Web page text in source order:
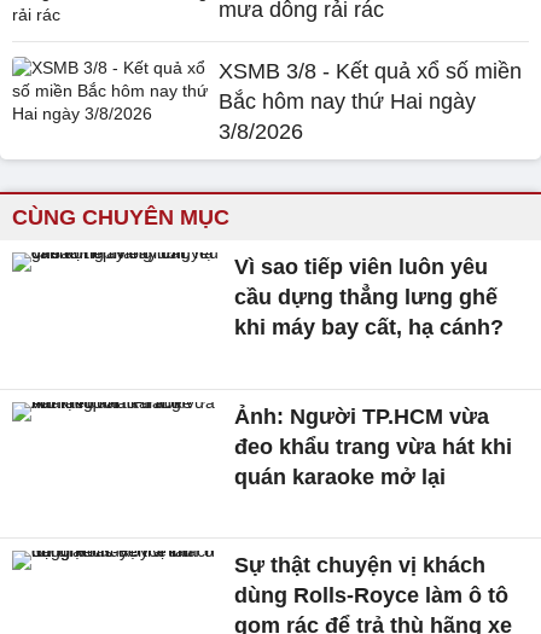
mưa dông rải rác
XSMB 3/8 - Kết quả xổ số miền
Bắc hôm nay thứ Hai ngày
3/8/2026
CÙNG CHUYÊN MỤC
Vì sao tiếp viên luôn yêu
cầu dựng thẳng lưng ghế
khi máy bay cất, hạ cánh?
Ảnh: Người TP.HCM vừa
đeo khẩu trang vừa hát khi
quán karaoke mở lại
Sự thật chuyện vị khách
dùng Rolls-Royce làm ô tô
gom rác để trả thù hãng xe